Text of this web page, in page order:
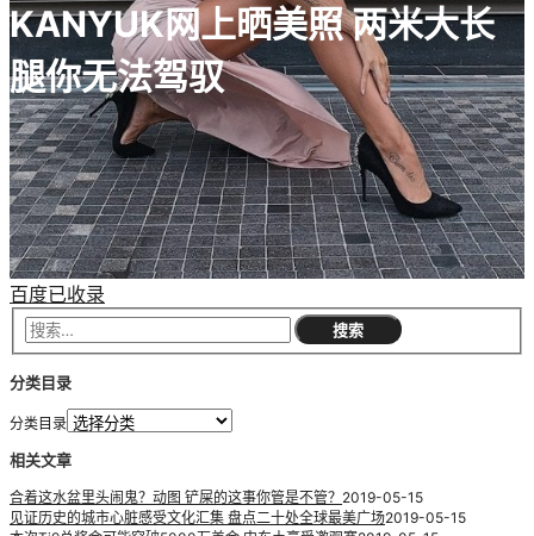
KANYUK网上晒美照 两米大长
腿你无法驾驭
百度已收录
分类目录
分类目录
相关文章
合着这水盆里头闹鬼？动图 铲屎的这事你管是不管？ 2019-05-15
见证历史的城市心脏感受文化汇集 盘点二十处全球最美广场2019-05-15